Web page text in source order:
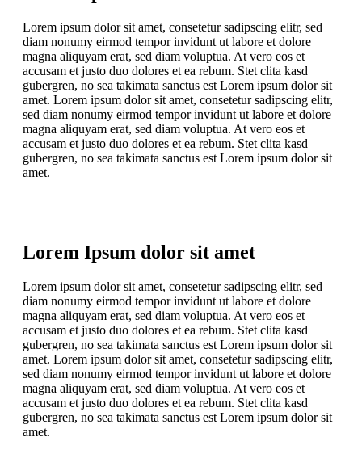
Lorem ipsum dolor sit amet, consetetur sadipscing elitr, sed
diam nonumy eirmod tempor invidunt ut labore et dolore
magna aliquyam erat, sed diam voluptua. At vero eos et
accusam et justo duo dolores et ea rebum. Stet clita kasd
gubergren, no sea takimata sanctus est Lorem ipsum dolor sit
amet. Lorem ipsum dolor sit amet, consetetur sadipscing elitr,
sed diam nonumy eirmod tempor invidunt ut labore et dolore
magna aliquyam erat, sed diam voluptua. At vero eos et
accusam et justo duo dolores et ea rebum. Stet clita kasd
gubergren, no sea takimata sanctus est Lorem ipsum dolor sit
amet.
Lorem Ipsum dolor sit amet
Lorem ipsum dolor sit amet, consetetur sadipscing elitr, sed
diam nonumy eirmod tempor invidunt ut labore et dolore
magna aliquyam erat, sed diam voluptua. At vero eos et
accusam et justo duo dolores et ea rebum. Stet clita kasd
gubergren, no sea takimata sanctus est Lorem ipsum dolor sit
amet. Lorem ipsum dolor sit amet, consetetur sadipscing elitr,
sed diam nonumy eirmod tempor invidunt ut labore et dolore
magna aliquyam erat, sed diam voluptua. At vero eos et
accusam et justo duo dolores et ea rebum. Stet clita kasd
gubergren, no sea takimata sanctus est Lorem ipsum dolor sit
amet.